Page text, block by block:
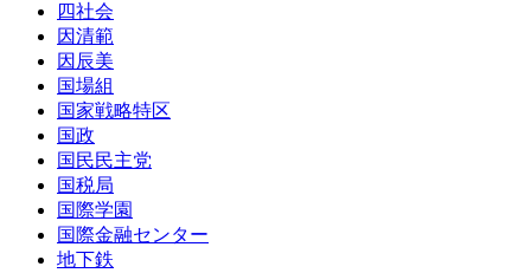
四社会
因清範
因辰美
国場組
国家戦略特区
国政
国民民主党
国税局
国際学園
国際金融センター
地下鉄